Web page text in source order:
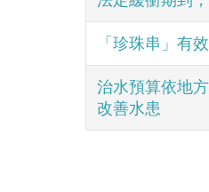
「珍珠串」有
治水預算依地
改善水患